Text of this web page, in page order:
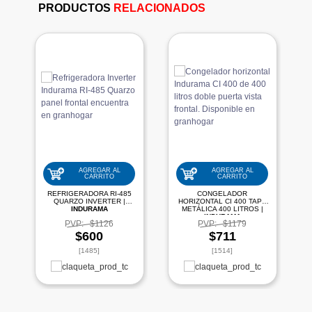
PRODUCTOS RELACIONADOS
AGREGAR AL
CARRITO
REFRIGERADORA RI-485
QUARZO INVERTER |
INDURAMA
PVP: $1126
$600
[1485]
AGREGAR AL
CARRITO
CONGELADOR
HORIZONTAL CI 400 TAPA
METÁLICA 400 LITROS |
INDURAMA
PVP: $1179
$711
[1514]